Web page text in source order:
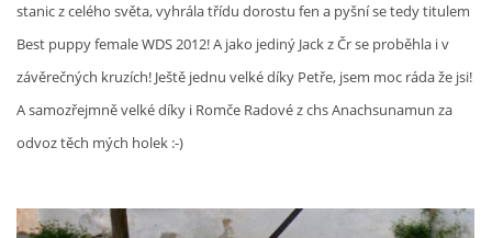
stanic z celého světa, vyhrála třídu dorostu fen a pyšní se tedy titulem
Best puppy female WDS 2012! A jako jediný Jack z Čr se proběhla i v
závěrečných kruzích! Ještě jednu velké díky Petře, jsem moc ráda že jsi!
A samozřejmně velké díky i Romče Radové z chs Anachsunamun za
odvoz těch mých holek :-)